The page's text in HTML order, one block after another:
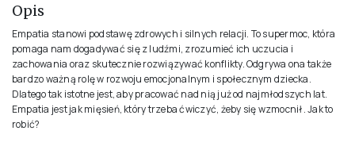
Opis
Empatia stanowi podstawę zdrowych i silnych relacji. To supermoc, która
pomaga nam dogadywać się z ludźmi, zrozumieć ich uczucia i
zachowania oraz skutecznie rozwiązywać konflikty. Odgrywa ona także
bardzo ważną rolę w rozwoju emocjonalnym i społecznym dziecka.
Dlatego tak istotne jest, aby pracować nad nią już od najmłodszych lat.
Empatia jest jak mięsień, który trzeba ćwiczyć, żeby się wzmocnił. Jak to
robić?